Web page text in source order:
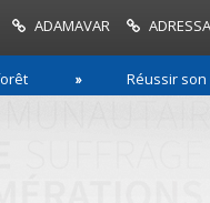
ADAMAVAR
Réussir son pacte